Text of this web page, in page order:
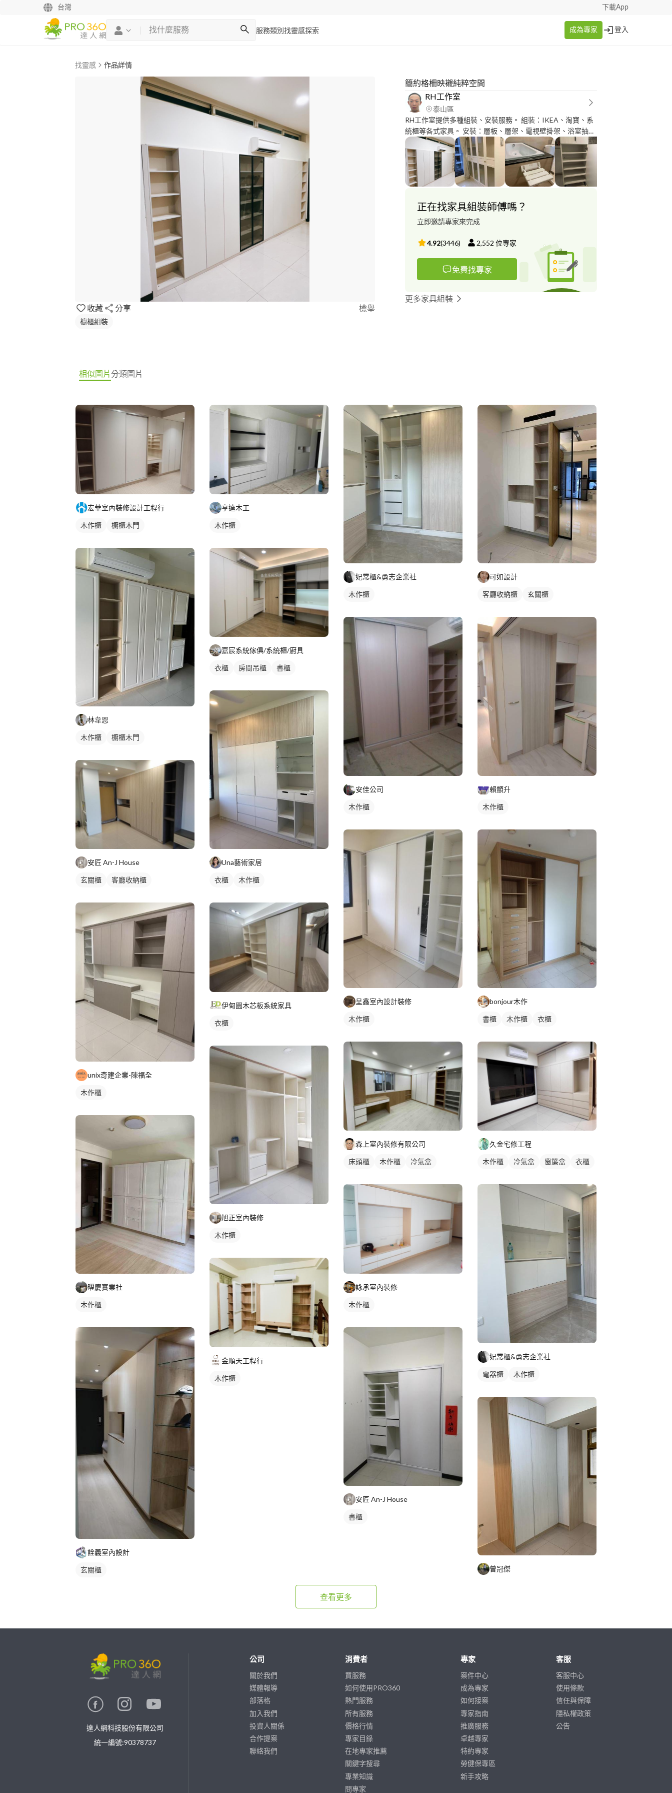
台灣 下載App
服務類別 找靈感探索 成為專家 登入
找靈感 作品詳情
收藏 分享 檢舉
櫥櫃組裝
簡約格柵映襯純粹空間
RH工作室
泰山區
RH工作室提供多種組裝、安裝服務。 組裝：IKEA、淘寶、系
統櫃等各式家具。 安裝：層板、層架、電視壁掛架、浴室抽風
機、浴室暖風機、燈具、開關、插座等。
正在找家具組裝師傅嗎？
立即邀請專家來完成
4.92(3446) 2,552 位專家
免費找專家
更多家具組裝
相似圖片分類圖片
宏華室內裝修設計工程行
木作櫃 櫥櫃木門
林韋恩
木作櫃 櫥櫃木門
安匠 An-J House
玄關櫃 客廳收納櫃
unix奇建企業-陳福全
木作櫃
曜慶實業社
木作櫃
詮義室內設計
玄關櫃
亨達木工
木作櫃
嘉宸系統傢俱/系統櫃/廚具
衣櫃 房間吊櫃 書櫃
Una藝術家居
衣櫃 木作櫃
伊甸園木芯板系統家具
衣櫃
旭正室內裝修
木作櫃
金順天工程行
木作櫃
妃常櫃&勇志企業社
木作櫃
安佳公司
木作櫃
呈鑫室內設計裝修
木作櫃
森上室內裝修有限公司
床頭櫃 木作櫃 冷氣盒
詠承室內裝修
木作櫃
安匠 An-J House
書櫃
可如設計
客廳收納櫃 玄關櫃
賴顗升
木作櫃
bonjour木作
書櫃 木作櫃 衣櫃
久金宅修工程
木作櫃 冷氣盒 窗簾盒 衣櫃
妃常櫃&勇志企業社
電器櫃 木作櫃
曾冠傑
查看更多
達人網科技股份有限公司
統一編號:90378737
公司
關於我們
媒體報導
部落格
加入我們
投資人關係
合作提案
聯絡我們
消費者
買服務
如何使用PRO360
熱門服務
所有服務
價格行情
專家目錄
在地專家推薦
關鍵字搜尋
專業知識
問專家
專家
案件中心
成為專家
如何接案
專家指南
推廣服務
卓越專家
特約專家
勞健保專區
新手攻略
客服
客服中心
使用條款
信任與保障
隱私權政策
公告